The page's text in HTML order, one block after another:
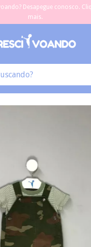
Desapegue conosco.
mais.